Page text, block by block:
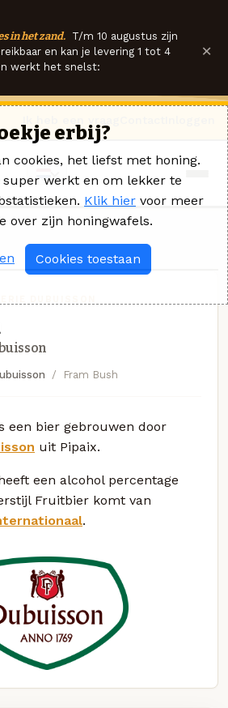
in het zand. T/m 10 augustus zijn
en kan je levering 1 tot 4
werkt het snelst:
×
Fram Bush
een bier gebrouwen door
uit Pipaix.
een alcohol percentage
Fruitbier komt van
.
erbij?
cookies, het liefst met honing.
super werkt en om lekker te
Klik hier voor meer
over zijn honingwafels.
Cookies toestaan